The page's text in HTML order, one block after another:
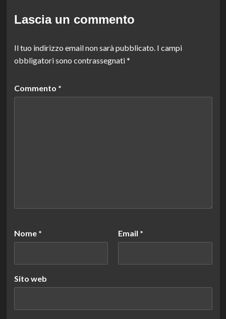
Lascia un commento
Il tuo indirizzo email non sarà pubblicato. I campi
obbligatori sono contrassegnati*
Commento *
Nome * Email *
Sito web